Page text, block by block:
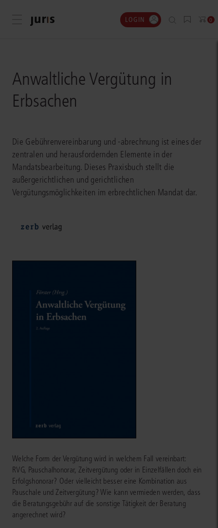
Menü öffnen LOGIN 0
Anwaltliche Vergütung in
Erbsachen
Die Gebührenvereinbarung und -abrechnung ist eines der
zentralen und herausfordernden Elemente in der
Mandatsbearbeitung. Dieses Praxisbuch stellt die
außergerichtlichen und gerichtlichen
Vergütungsmöglichkeiten im erbrechtlichen Mandat dar.
Welche Form der Vergütung wird in welchem Fall vereinbart:
RVG, Pauschalhonorar, Zeitvergütung oder in Einzelfällen doch ein
Erfolgshonorar? Oder vielleicht besser eine Kombination aus
Pauschale und Zeitvergütung? Wie kann vermieden werden, dass
die Beratungsgebühr auf die sonstige Tätigkeit der Beratung
angerechnet wird?